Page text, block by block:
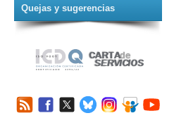
Quejas y sugerencias